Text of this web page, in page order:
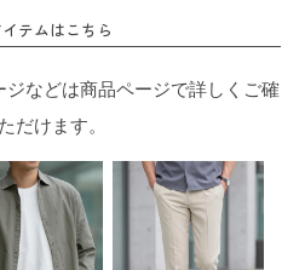
テムはこちら
などは商品ページで詳しくご確
だけます。